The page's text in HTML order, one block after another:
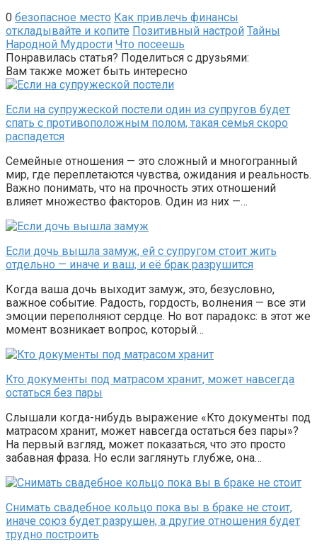
0 безопасное место Как привлечь финансы
откладывайте и копите Позитивный настрой Тайны
Народной Мудрости Что посеешь
Понравилась статья? Поделиться с друзьями:
Вам также может быть интересно
Если на супружеской постели один из супругов будет
спать с противоположным полом, такая семья скоро
распадется
Семейные отношения — это сложный и многогранный
мир, где переплетаются чувства, ожидания и реальность.
Важно понимать, что на прочность этих отношений
влияет множество факторов. Один из них —…
Если дочь вышла замуж, ей с супругом стоит жить
отдельно — иначе и ваш, и её брак разрушится
Когда ваша дочь выходит замуж, это, безусловно,
важное событие. Радость, гордость, волнения — все эти
эмоции переполняют сердце. Но вот парадокс: в этот же
момент возникает вопрос, который…
Кто документы под матрасом хранит, может навсегда
остаться без пары
Слышали когда-нибудь выражение «Кто документы под
матрасом хранит, может навсегда остаться без пары»?
На первый взгляд, может показаться, что это просто
забавная фраза. Но если заглянуть глубже, она…
Снимать свадебное кольцо пока вы в браке не стоит,
иначе союз будет разрушен, а другие отношения будет
трудно построить